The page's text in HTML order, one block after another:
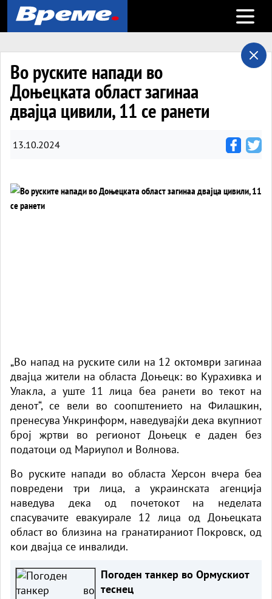
Open
Во руските напади во
Доњецката област загинаа
двајца цивили, 11 се ранети
13.10.2024
„Во напад на руските сили на 12 октомври загинаа
двајца жители на областа Доњецк: во Курахивка и
Улакла, а уште 11 лица беа ранети во текот на
денот“, се вели во соопштението на Филашкин,
пренесува Ункринформ, наведувајќи дека вкупниот
број жртви во регионот Доњецк е даден без
податоци од Мариупол и Волнова.
Во руските напади во областа Херсон вчера беа
повредени три лица, а украинската агенција
наведува дека од почетокот на неделата
спасувачите евакуирале 12 лица од Доњецката
област во близина на гранатираниот Покровск, од
кои двајца се инвалиди.
Погоден танкер во Ормускиот
теснец